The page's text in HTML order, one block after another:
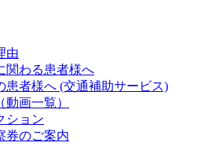
由
関わる患者様へ
患者様へ (交通補助サービス)
画一覧）
ション
券のご案内